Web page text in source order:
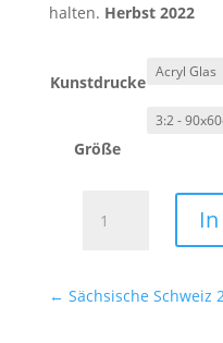
halten. Herbst 2022
Kunstdrucke
Größe
Schweiz
← Sächsische Schweiz